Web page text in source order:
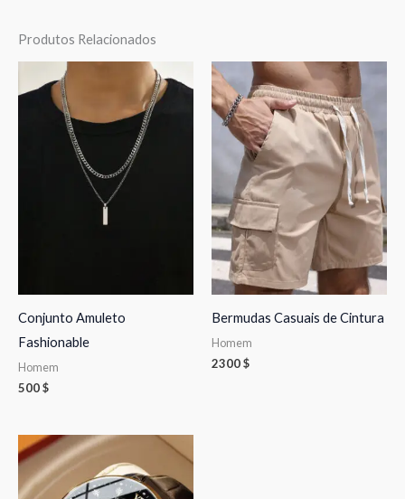
Produtos Relacionados
Conjunto Amuleto
Fashionable
Homem
500$
Bermudas Casuais de Cintura
Homem
2300$